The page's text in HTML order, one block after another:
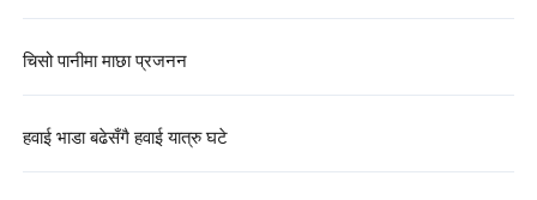
चिसो पानीमा माछा प्रजनन
हवाई भाडा बढेसँगै हवाई यात्रु घटे